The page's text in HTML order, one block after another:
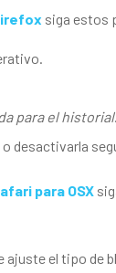
siga estos
para el historial.
desactivarla
para OSX
ajuste el tipo de